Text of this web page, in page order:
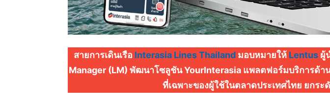
สายการเดินเรือ Interasia Lines Thailand มอบหมายให้ Lentus ผู้
Manager (LM) พัฒนาโซลูชัน YourInterasia แพลตฟอร์มบริการด้
ที่เฉพาะของผู้ใช้ในตลาดประเทศไทย ยกร